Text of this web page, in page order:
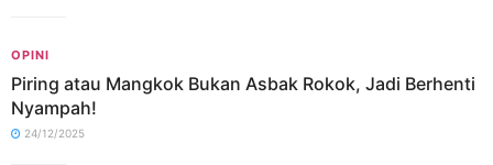
OPINI
Piring atau Mangkok Bukan Asbak Rokok, Jadi Berhenti
Nyampah!
24/12/2025